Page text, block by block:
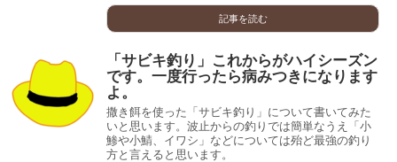
記事を読む
「サビキ釣り」これからがハイシーズン
です。一度行ったら病みつきになります
よ。
撒き餌を使った「サビキ釣り」について書いてみた
いと思います。波止からの釣りでは簡単なうえ「小
鯵や小鯖、イワシ」などについては殆ど最強の釣り
方と言えると思います。